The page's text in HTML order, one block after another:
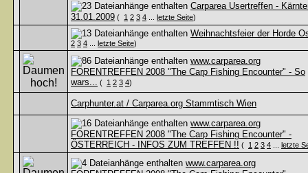
Carparea Usertreffen -
31.01.2009 ( 1 2 3 4 letzte Seite)
Weihnachtsfeier der Horde
2 3 4 letzte Seite)
www.carparea.org
FORENTREFFEN 2008 "The Carp Fishing Encounter" - So
wars... ( 1 2 3 4)
Carphunter.at / Carparea.org Stammtisch Wien
www.carparea.org
FORENTREFFEN 2008 "The Carp Fishing Encounter" -
ÖSTERREICH - INFOS ZUM TREFFEN !! ( 1 2 3 4 letzte
www.carparea.org